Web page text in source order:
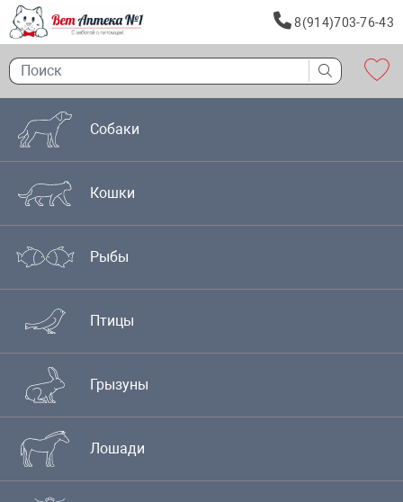
8(914)703-76-43
Собаки
Кошки
Рыбы
Птицы
Грызуны
Лошади